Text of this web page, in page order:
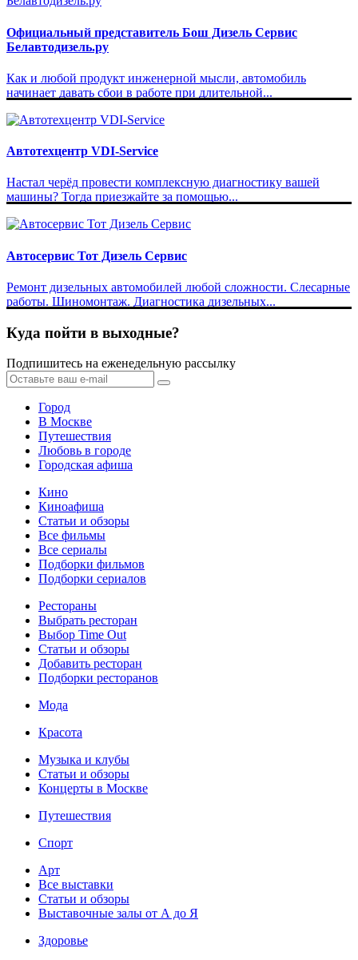
Официальный представитель Бош Дизель Сервис
Белавтодизель.ру
Как и любой продукт инженерной мысли, автомобиль
начинает давать сбои в работе при длительной...
Автотехцентр VDI-Service
Настал черёд провести комплексную диагностику вашей
машины? Тогда приезжайте за помощью...
Автосервис Тот Дизель Сервис
Ремонт дизельных автомобилей любой сложности. Слесарные
работы. Шиномонтаж. Диагностика дизельных...
Куда пойти в выходные?
Подпишитесь на еженедельную рассылку
Город
В Москве
Путешествия
Любовь в городе
Городская афиша
Кино
Киноафиша
Статьи и обзоры
Все фильмы
Все сериалы
Подборки фильмов
Подборки сериалов
Рестораны
Выбрать ресторан
Выбор Time Out
Статьи и обзоры
Добавить ресторан
Подборки ресторанов
Мода
Красота
Музыка и клубы
Статьи и обзоры
Концерты в Москве
Путешествия
Спорт
Арт
Все выставки
Статьи и обзоры
Выставочные залы от А до Я
Здоровье